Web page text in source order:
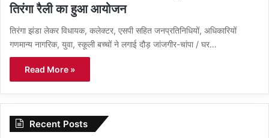
तिरंगा रैली का हुआ आयोजन
तिरंगा झंडा लेकर विधायक, कलेक्टर, एसपी सहित जनप्रतिनिधियों, अधिकारियों
गणमान्य नागरिक, युवा, स्कूली बच्चों ने लगाई दौड़ जांजगीर-चांपा / घर…
Read More »
Recent Posts